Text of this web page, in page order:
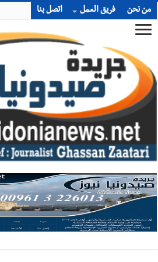
من نحن فريق العمل اتصل بنا